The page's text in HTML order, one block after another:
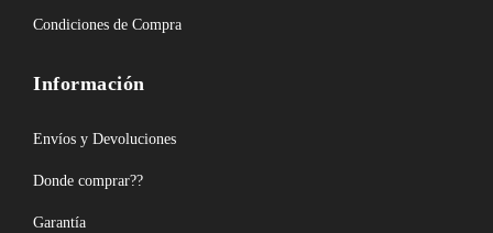
Condiciones de Compra
Información
Envíos y Devoluciones
Donde comprar??
Garantía